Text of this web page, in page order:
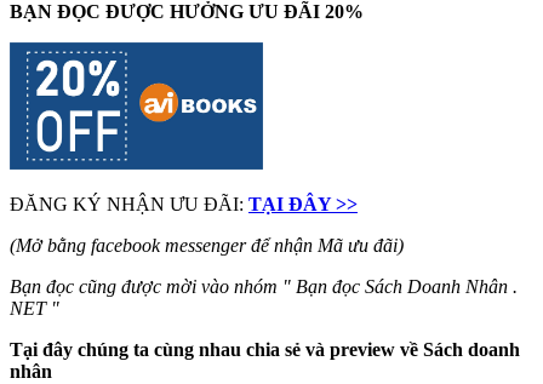
BẠN ĐỌC ĐƯỢC HƯỞNG ƯU ĐÃI 20%
ĐĂNG KÝ NHẬN ƯU ĐÃI: TẠI ĐÂY >>
(Mở bằng facebook messenger để nhận Mã ưu đãi)
Bạn đọc cũng được mời vào nhóm " Bạn đọc Sách Doanh Nhân .
NET "
Tại đây chúng ta cùng nhau chia sẻ và preview về Sách doanh
nhân